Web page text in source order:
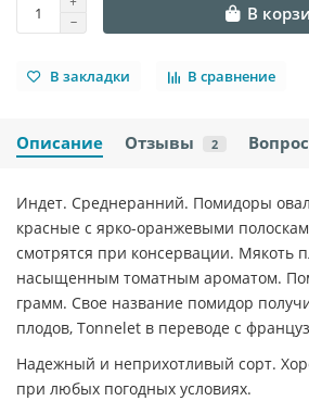
В
В закладки В сравнение
Описание Отзывы 2
Индет. Среднеранний. Помидоры
красные с ярко-оранжевыми
смотрятся при консервации. Мякоть
насыщенным томатным ароматом.
грамм. Свое название помидор
плодов, Tonnelet в переводе с
Надежный и неприхотливый сорт.
при любых погодных условиях.